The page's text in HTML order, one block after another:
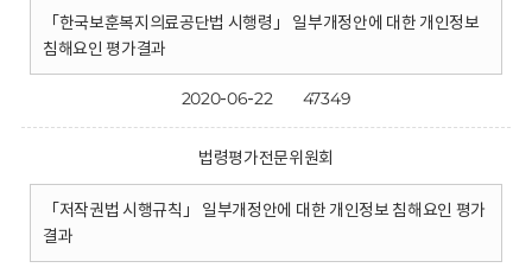
「한국보훈복지의료공단법 시행령」 일부개정안에 대한 개인정보
침해요인 평가결과
2020-06-22 47349
법령평가전문위원회
「저작권법 시행규칙」 일부개정안에 대한 개인정보 침해요인 평가
결과